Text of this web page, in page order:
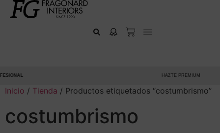
HAZTE PREMIUM
Inicio / Tienda / Productos etiquetados “costumbrismo”
costumbrismo